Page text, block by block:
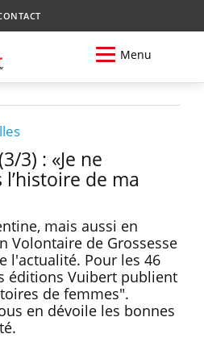
Menu
3) : «Je ne
de ma
mais aussi en
Volontaire de Grossesse
l'actualité. Pour les 46
éditions Vuibert publient
de femmes".
en dévoile les bonnes